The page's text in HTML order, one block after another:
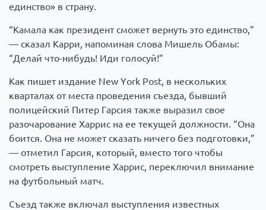
единство» в страну.
“Камала как президент сможет вернуть это единство,”
— сказал Карри, напоминая слова Мишель Обамы:
“Делай что-нибудь! Иди голосуй!”
Как пишет издание New York Post, в нескольких
кварталах от места проведения съезда, бывший
полицейский Питер Гарсия также выразил свое
разочарование Харрис на ее текущей должности. “Она
боится. Она не может сказать ничего без подготовки,”
— отметил Гарсия, который, вместо того чтобы
смотреть выступление Харрис, переключил внимание
на футбольный матч.
Съезд также включал выступления известных